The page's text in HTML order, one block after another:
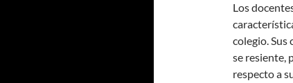
Los
colegio. Sus
se resiente,
respecto a